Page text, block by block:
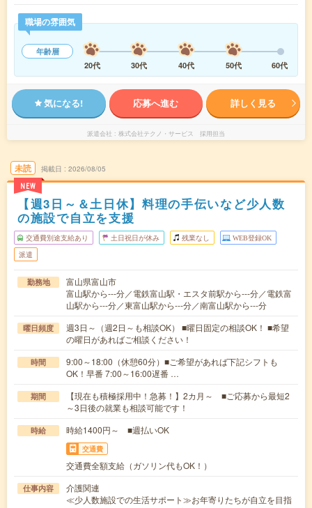
職場の雰囲気
年齢層
20代
30代 40代 50代 60代
気になる! 応募へ進む 詳しく見る
派遣会社 株式会社テクノ・サービス 採用担当
未読
NEW
掲載日 2026/08/05
【週3日～＆土日休】料理の手伝いなど少人数
の施設で自立を支援
交通費別途支給あり 土日祝日が休み 残業なし WEB登録OK
派遣
勤務地
富山県富山市
富山駅から---分／電鉄富山駅・エスタ前駅から---分／電鉄富
山駅から---分／東富山駅から---分／南富山駅から---分
曜日頻度
週3日～（週2日～も相談OK） ■曜日固定の相談OK！ ■希望
の曜日があればご相談ください！
時間
9:00～18:00（休憩60分）■ご希望があれば下記シフトも
OK！早番 7:00～16:00遅番 …
期間
【現在も積極採用中！急募！】2カ月～ ■ご応募から最短2
～3日後の就業も相談可能です！
時給 時給1400円～ ■週払いOK
交通費
交通費全額支給（ガソリン代もOK！）
仕事内容
介護関連
≪少人数施設での生活サポート≫お年寄りたちが自立を目指